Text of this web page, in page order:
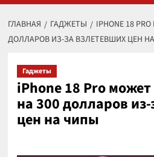
ГЛАВНАЯ ГАДЖЕТЫ
IPHONE 18
ДОЛЛАРОВ ИЗ-ЗА ВЗЛЕТЕВШИХ ЦЕН
Гаджеты
iPhone 18 Pro
на 300 долларов
цен на чипы